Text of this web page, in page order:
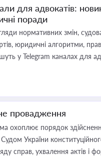
для адвокатів:
поради
нормативних змін,
юридичні алгоритми,
у Telegram каналах для
провадження
охоплює порядок
України
справ, ухвалення актів і